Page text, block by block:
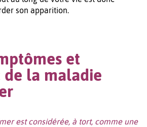
son apparition.
et
de la maladie
est considérée, à tort, comme une